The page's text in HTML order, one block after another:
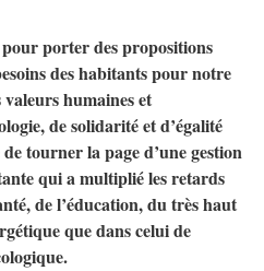
porter des propositions
des habitants pour notre
humaines et
de solidarité et d’égalité
tourner la page d’une gestion
qui a multiplié les retards
de l’éducation, du très haut
que dans celui de